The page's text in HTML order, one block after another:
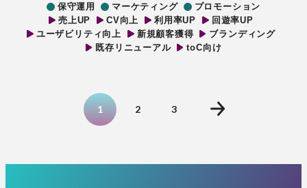
保守運用
マーケティング
プロモーション
売上UP
CV向上 利用率UP
回遊率UP
ユーザビリティ向上
新規顧客獲得
ブランディング
既存リニューアル
toC向け
1 2 3